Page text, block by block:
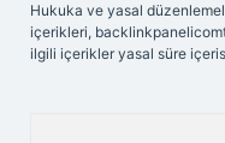
Hukuka ve yasal
içerikleri,
ilgili içerikler yasal süre